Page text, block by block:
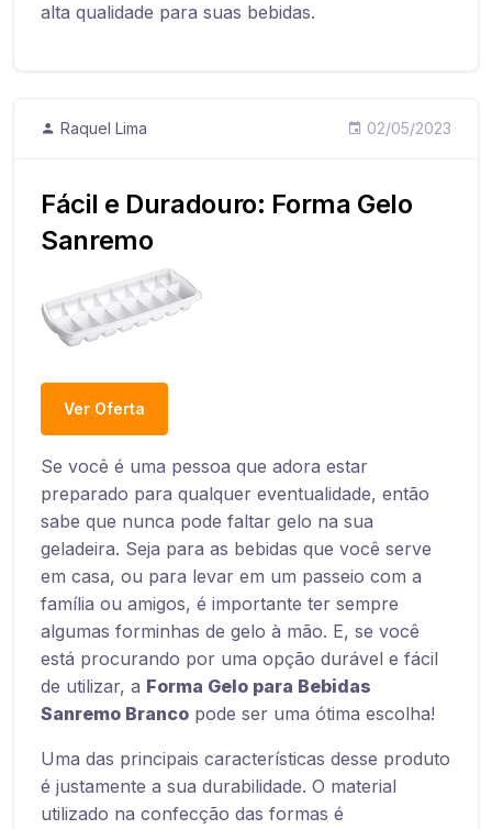
alta qualidade para suas bebidas.
Raquel Lima 02/05/2023
Fácil e Duradouro: Forma Gelo
Sanremo
Ver Oferta
Se você é uma pessoa que adora estar
preparado para qualquer eventualidade, então
sabe que nunca pode faltar gelo na sua
geladeira. Seja para as bebidas que você serve
em casa, ou para levar em um passeio com a
família ou amigos, é importante ter sempre
algumas forminhas de gelo à mão. E, se você
está procurando por uma opção durável e fácil
de utilizar, a Forma Gelo para Bebidas
Sanremo Branco pode ser uma ótima escolha!
Uma das principais características desse produto
é justamente a sua durabilidade. O material
utilizado na confecção das formas é